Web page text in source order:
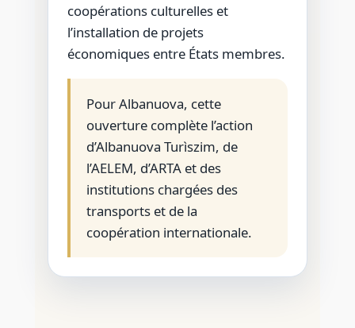
coopérations culturelles et
l’installation de projets
économiques entre États membres.
Pour Albanuova, cette
ouverture complète l’action
d’Albanuova Turìszim, de
l’AELEM, d’ARTA et des
institutions chargées des
transports et de la
coopération internationale.